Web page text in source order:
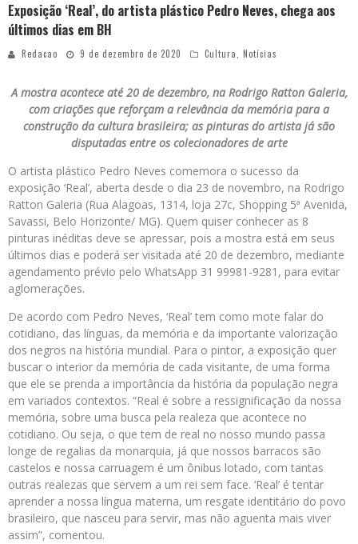
Exposição ‘Real’, do artista plástico Pedro Neves, chega aos
últimos dias em BH
Redacao 9 de dezembro de 2020 Cultura, Notícias
A mostra acontece até 20 de dezembro, na Rodrigo Ratton Galeria,
com criações que reforçam a relevância da memória para a
construção da cultura brasileira; as pinturas do artista já são
disputadas entre os colecionadores de arte
O artista plástico Pedro Neves comemora o sucesso da
exposição ‘Real’, aberta desde o dia 23 de novembro, na Rodrigo
Ratton Galeria (Rua Alagoas, 1314, loja 27c, Shopping 5ª Avenida,
Savassi, Belo Horizonte/ MG). Quem quiser conhecer as 8
pinturas inéditas deve se apressar, pois a mostra está em seus
últimos dias e poderá ser visitada até 20 de dezembro, mediante
agendamento prévio pelo WhatsApp 31 99981-9281, para evitar
aglomerações.
De acordo com Pedro Neves, ‘Real’ tem como mote falar do
cotidiano, das línguas, da memória e da importante valorização
dos negros na história mundial. Para o pintor, a exposição quer
buscar o interior da memória de cada visitante, de uma forma
que ele se prenda a importância da história da população negra
em variados contextos. “Real é sobre a ressignificação da nossa
memória, sobre uma busca pela realeza que acontece no
cotidiano. Ou seja, o que tem de real no nosso mundo passa
longe de regalias da monarquia, já que nossos barracos são
castelos e nossa carruagem é um ônibus lotado, com tantas
outras realezas que servem a um rei sem face. ‘Real’ é tentar
aprender a nossa língua materna, um resgate identitário do povo
brasileiro, que nasceu para servir, mas não aguenta mais viver
assim”, comentou.